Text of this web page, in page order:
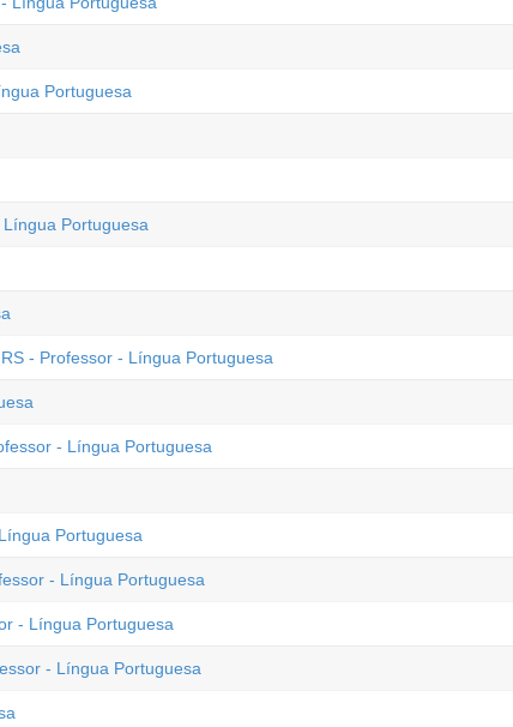
Portuguesa
Portuguesa
- Professor - Língua Portuguesa
- Língua Portuguesa
Portuguesa
- Língua Portuguesa
- Língua Portuguesa
- Língua Portuguesa